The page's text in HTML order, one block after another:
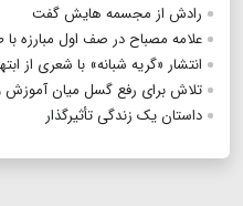
رادش از مجسمه هایش گفت
علامه مصباح در صف اول مبارزه با
انتشار «گریه شبانه» با شعری از
تلاش برای رفع گسل میان آموزش
داستان یک زندگی تأثیرگذار